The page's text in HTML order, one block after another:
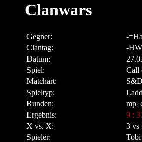
Clanwars
Gegner:
-
Clantag:
-
Datum:
Spiel:
Call
Matchart:
Spieltyp:
Runden:
Ergebnis:
9 :
X vs. X:
3 vs
Spieler: